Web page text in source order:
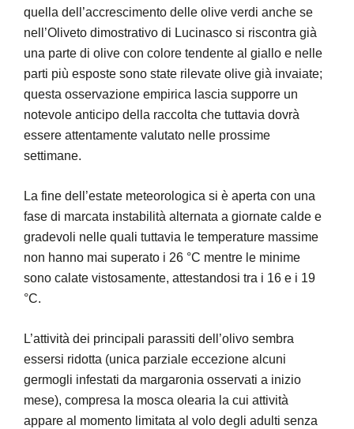
quella dell’accrescimento delle olive verdi anche se
nell’Oliveto dimostrativo di Lucinasco si riscontra già
una parte di olive con colore tendente al giallo e nelle
parti più esposte sono state rilevate olive già invaiate;
questa osservazione empirica lascia supporre un
notevole anticipo della raccolta che tuttavia dovrà
essere attentamente valutato nelle prossime
settimane.
La fine dell’estate meteorologica si è aperta con una
fase di marcata instabilità alternata a giornate calde e
gradevoli nelle quali tuttavia le temperature massime
non hanno mai superato i 26 °C mentre le minime
sono calate vistosamente, attestandosi tra i 16 e i 19
°C.
L’attività dei principali parassiti dell’olivo sembra
essersi ridotta (unica parziale eccezione alcuni
germogli infestati da margaronia osservati a inizio
mese), compresa la mosca olearia la cui attività
appare al momento limitata al volo degli adulti senza